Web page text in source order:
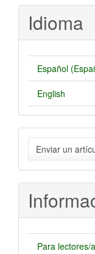
Idioma
Español
English
Enviar
un
artículo
Enviar un
Para lectores/